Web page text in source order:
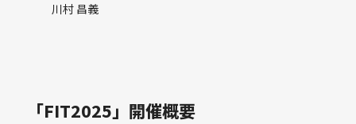
川村 昌義
「FIT2025」開催概要